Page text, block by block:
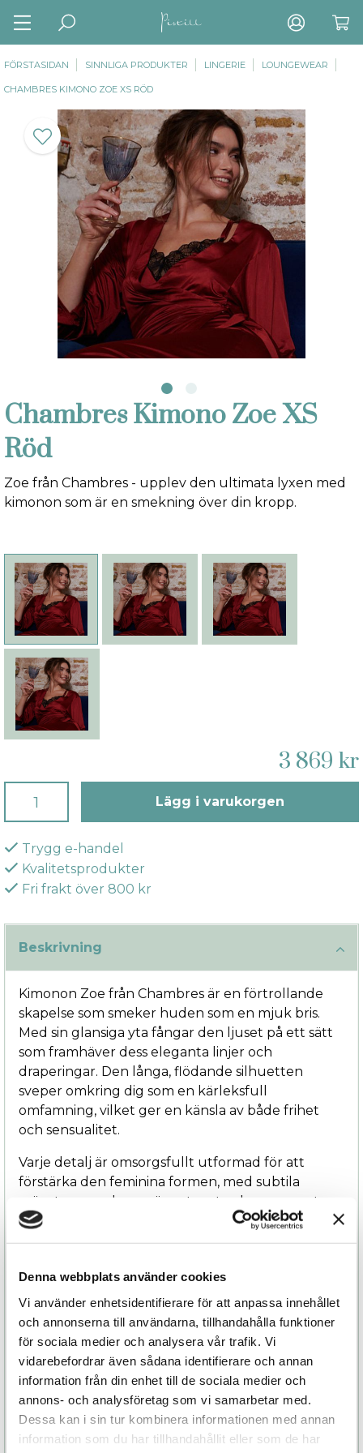
Denna webbplats använder cookies
Vi använder enhetsidentifierare för att anpassa innehållet
och annonserna till användarna, tillhandahålla funktioner
för sociala medier och analysera vår trafik. Vi
vidarebefordrar även sådana identifierare och annan
information från din enhet till de sociala medier och
annons- och analysföretag som vi samarbetar med.
Dessa kan i sin tur kombinera informationen med annan
information som du har tillhandahållit eller som de har
FÖRSTASIDAN SINNLIGA PRODUKTER LINGERIE LOUNGEWEAR
CHAMBRES KIMONO ZOE XS RÖD
Chambres Kimono Zoe XS
Röd
Zoe från Chambres - upplev den ultimata lyxen med
kimonon som är en smekning över din kropp.
3 869 kr
Lägg i varukorgen
Trygg e-handel
Kvalitetsprodukter
Fri frakt över 800 kr
Beskrivning
Kimonon Zoe från Chambres är en förtrollande
skapelse som smeker huden som en mjuk bris.
Med sin glansiga yta fångar den ljuset på ett sätt
som framhäver dess eleganta linjer och
draperingar. Den långa, flödande silhuetten
sveper omkring dig som en kärleksfull
omfamning, vilket ger en känsla av både frihet
och sensualitet.
Varje detalj är omsorgsfullt utformad för att
förstärka den feminina formen, med subtila
mönster som dansar över tyget och ger en extra
dimension av skönhet. När du bär Zoe, upplever
du hur den följer varje rörelse, som om den är en
som inte bara klär dig – den inbjuder till en
sensuell upplevelse där du känner dig både
elegant och oemotståndlig. Låt Zoe bli din
följeslagare i stunder av avkoppling och lyx, där
varje ögonblick förvandlas till en fest för sinnena
De intrikata detaljerna, med subtila mönster och
en perfekt balans mellan tradition och modern
stil, gör Zoe till ett tidlöst plagg som passar både
avslappnade stunder hemma och mer festliga